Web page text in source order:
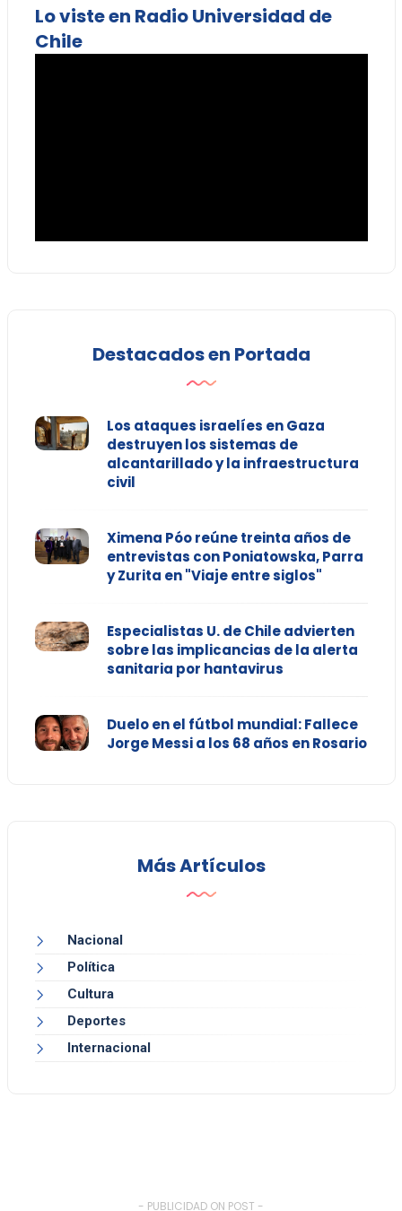
Lo viste en Radio Universidad de
Chile
Destacados en Portada
Los ataques israelíes en Gaza
destruyen los sistemas de
alcantarillado y la infraestructura
civil
Ximena Póo reúne treinta años de
entrevistas con Poniatowska, Parra
y Zurita en "Viaje entre siglos"
Especialistas U. de Chile advierten
sobre las implicancias de la alerta
sanitaria por hantavirus
Duelo en el fútbol mundial: Fallece
Jorge Messi a los 68 años en Rosario
Más Artículos
Nacional
Política
Cultura
Deportes
Internacional
- PUBLICIDAD ON POST -